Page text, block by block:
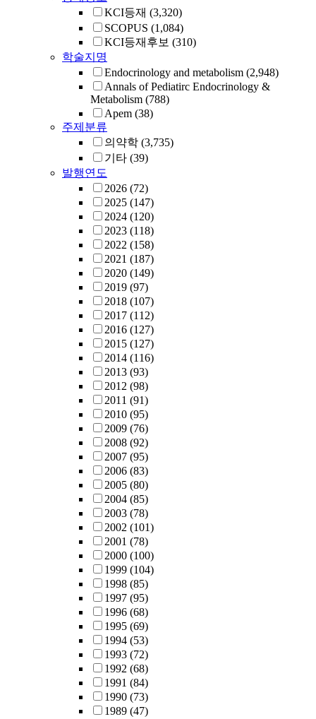
KCI등재 (3,320)
SCOPUS (1,084)
KCI등재후보 (310)
학술지명
Endocrinology and metabolism (2,948)
Annals of Pediatirc Endocrinology &
Metabolism (788)
Apem (38)
주제분류
의약학 (3,735)
기타 (39)
발행연도
2026 (72)
2025 (147)
2024 (120)
2023 (118)
2022 (158)
2021 (187)
2020 (149)
2019 (97)
2018 (107)
2017 (112)
2016 (127)
2015 (127)
2014 (116)
2013 (93)
2012 (98)
2011 (91)
2010 (95)
2009 (76)
2008 (92)
2007 (95)
2006 (83)
2005 (80)
2004 (85)
2003 (78)
2002 (101)
2001 (78)
2000 (100)
1999 (104)
1998 (85)
1997 (95)
1996 (68)
1995 (69)
1994 (53)
1993 (72)
1992 (68)
1991 (84)
1990 (73)
1989 (47)